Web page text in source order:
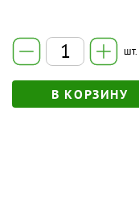
шт.
В КОРЗИНУ